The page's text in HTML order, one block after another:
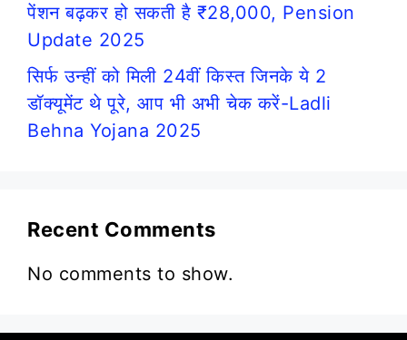
पेंशन बढ़कर हो सकती है ₹28,000, Pension
Update 2025
सिर्फ उन्हीं को मिली 24वीं किस्त जिनके ये 2
डॉक्यूमेंट थे पूरे, आप भी अभी चेक करें-Ladli
Behna Yojana 2025
Recent Comments
No comments to show.